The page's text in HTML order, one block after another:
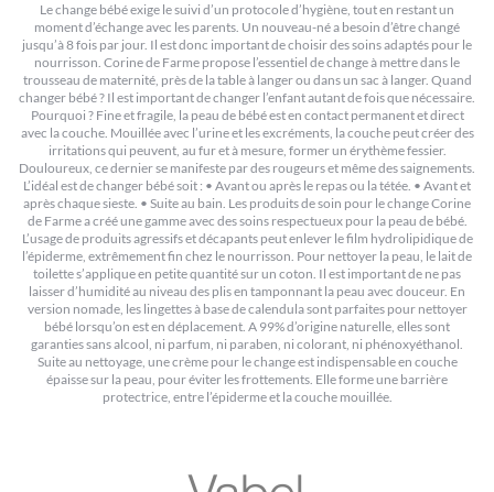
Le change bébé exige le suivi d’un protocole d’hygiène, tout en restant un
moment d’échange avec les parents. Un nouveau-né a besoin d’être changé
jusqu’à 8 fois par jour. Il est donc important de choisir des soins adaptés pour le
nourrisson. Corine de Farme propose l’essentiel de change à mettre dans le
trousseau de maternité, près de la table à langer ou dans un sac à langer. Quand
changer bébé ? Il est important de changer l’enfant autant de fois que nécessaire.
Pourquoi ? Fine et fragile, la peau de bébé est en contact permanent et direct
avec la couche. Mouillée avec l’urine et les excréments, la couche peut créer des
irritations qui peuvent, au fur et à mesure, former un érythème fessier.
Douloureux, ce dernier se manifeste par des rougeurs et même des saignements.
L’idéal est de changer bébé soit : • Avant ou après le repas ou la tétée. • Avant et
après chaque sieste. • Suite au bain. Les produits de soin pour le change Corine
de Farme a créé une gamme avec des soins respectueux pour la peau de bébé.
L’usage de produits agressifs et décapants peut enlever le film hydrolipidique de
l’épiderme, extrêmement fin chez le nourrisson. Pour nettoyer la peau, le lait de
toilette s’applique en petite quantité sur un coton. Il est important de ne pas
laisser d’humidité au niveau des plis en tamponnant la peau avec douceur. En
version nomade, les lingettes à base de calendula sont parfaites pour nettoyer
bébé lorsqu’on est en déplacement. A 99% d’origine naturelle, elles sont
garanties sans alcool, ni parfum, ni paraben, ni colorant, ni phénoxyéthanol.
Suite au nettoyage, une crème pour le change est indispensable en couche
épaisse sur la peau, pour éviter les frottements. Elle forme une barrière
protectrice, entre l’épiderme et la couche mouillée.